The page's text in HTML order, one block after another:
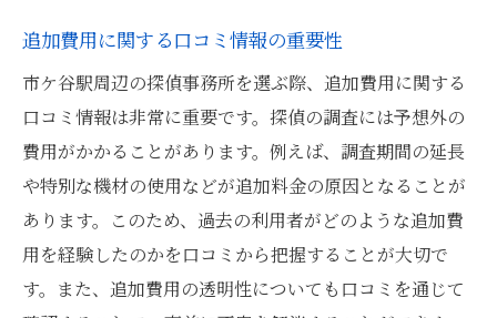
追加費用に関する口コミ情報の重要性
市ケ谷駅周辺の探偵事務所を選ぶ際、追加費用に関する
口コミ情報は非常に重要です。探偵の調査には予想外の
費用がかかることがあります。例えば、調査期間の延長
や特別な機材の使用などが追加料金の原因となることが
あります。このため、過去の利用者がどのような追加費
用を経験したのかを口コミから把握することが大切で
す。また、追加費用の透明性についても口コミを通じて